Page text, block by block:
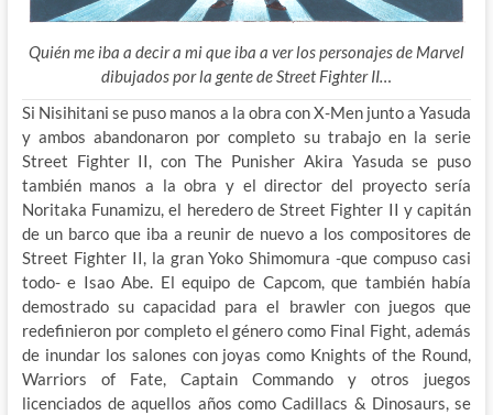
Quién me iba a decir a mi que iba a ver los personajes de Marvel
dibujados por la gente de Street Fighter II…
Si Nisihitani se puso manos a la obra con X-Men junto a Yasuda
y ambos abandonaron por completo su trabajo en la serie
Street Fighter II, con The Punisher Akira Yasuda se puso
también manos a la obra y el director del proyecto sería
Noritaka Funamizu, el heredero de Street Fighter II y capitán
de un barco que iba a reunir de nuevo a los compositores de
Street Fighter II, la gran Yoko Shimomura -que compuso casi
todo- e Isao Abe. El equipo de Capcom, que también había
demostrado su capacidad para el brawler con juegos que
redefinieron por completo el género como Final Fight, además
de inundar los salones con joyas como Knights of the Round,
Warriors of Fate, Captain Commando y otros juegos
licenciados de aquellos años como Cadillacs & Dinosaurs, se